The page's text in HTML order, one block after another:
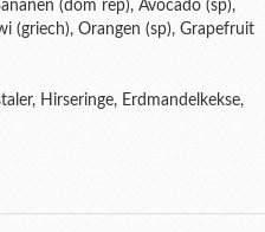
(dom rep), Avocado (sp),
(griech), Orangen (sp), Grapefruit
Hirseringe, Erdmandelkekse,